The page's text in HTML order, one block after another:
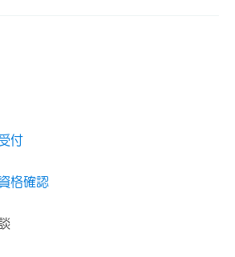
付
格確認